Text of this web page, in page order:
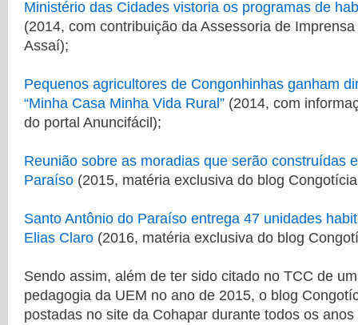
Ministério das Cidades vistoria os programas de
(2014, com contribuição da Assessoria de
Assaí);
Pequenos agricultores de Congonhinhas ganham
“Minha Casa Minha Vida Rural” (2014, com
do portal Anuncifácil);
Reunião sobre as moradias que serão construídas
Paraíso (2015, matéria exclusiva do blog
Santo Antônio do Paraíso entrega 47 unidades
Elias Claro (2016, matéria exclusiva do blog
Sendo assim, além de ter sido citado no TCC de
pedagogia da UEM no ano de 2015, o blog
postadas no site da Cohapar durante todos os